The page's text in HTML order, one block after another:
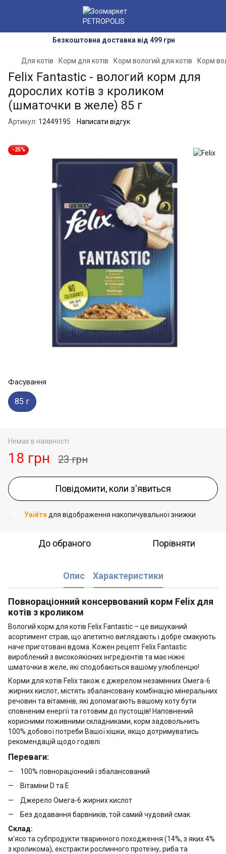
Безкоштовна доставка від 499 грн
Для котів Корм для котів Корм вологий для котів Корм
Felix Fantastic - вологий корм для
дорослих котів з кроликом
(шматочки в желе) 85 г
Артикул: 12449195 Написати відгук
−25%
Фасування
85 г
Немає в наявності
18 грн 23 грн
Повідомити, коли з'явиться
Увійти для відображення накопичувальної знижки
До обраного Порівняти
Опис Характеристики
Повнораціонний консервований корм Felix для
котів з кроликом
Вологий корм для котів Felix Fantastic – це вишуканий
асортимент страв, що апетитно виглядають і добре смакують
наче приготовані вдома. Кожен рецепт Felix Fantastic
вироблений з високоякісних інгрeдієнтів та має ніжні
шматочки в желе, які сподобаються вашому улюбленцю!
Корми для котів Felix також є джерелом незамінних Омега-6
жирних кислот, містять збалансовану комбінацію мінеральних
речовин та вітамінів, які допомагають вашому коту бути
сповненим енергії та готовим до пустощів! Наповнений
корисними поживними складниками, корм задовольнить
100% добової потреби Вашої кішки, якщо дотримуватись
рекомендацій щодо годівлі.
Переваги:
100% повнораціонний і збалансований
Вітаміни D та Е
Джерело Омега-6 жирних кислот
Без додавання барвників, той самий чудовий смак
Склад:
м'ясо та субпродукти тваринного походження (14%, з яких 4%
з кроликома), екстракти рослинного протеїну, риба та